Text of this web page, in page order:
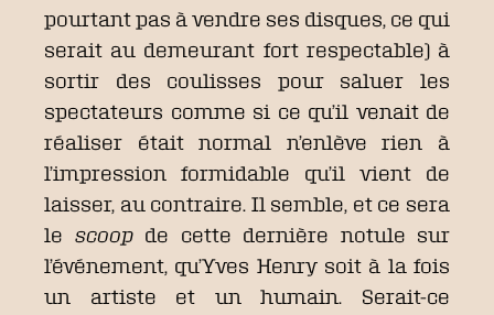
pourtant pas à vendre ses disques, ce qui
serait au demeurant fort respectable) à
sortir des coulisses pour saluer les
spectateurs comme si ce qu’il venait de
réaliser était normal n’enlève rien à
l’impression formidable qu’il vient de
laisser, au contraire. Il semble, et ce sera
le scoopde cette dernière notule sur
l’événement, qu’Yves Henry soit à la fois
un artiste et un humain. Serait-ce